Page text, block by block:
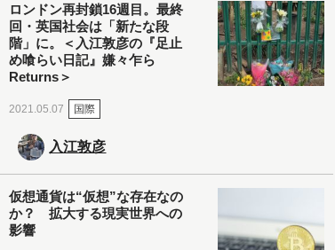
ロンドン再封鎖16週目。最終
回・英国社会は「新たな段
階」に。＜入江敦彦の『足止
め喰らい日記』嫌々乍ら
Returns＞
2021.05.07 国際
入江敦彦
仮想通貨は“仮想”な存在なの
か？ 拡大する現実世界への
影響